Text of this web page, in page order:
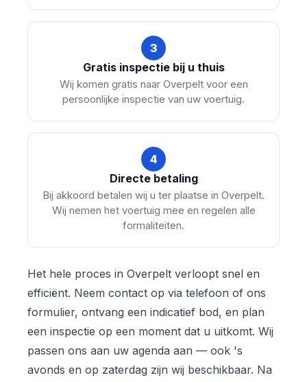
3
Gratis inspectie bij u thuis
Wij komen gratis naar Overpelt voor een
persoonlijke inspectie van uw voertuig.
4
Directe betaling
Bij akkoord betalen wij u ter plaatse in Overpelt.
Wij nemen het voertuig mee en regelen alle
formaliteiten.
Het hele proces in Overpelt verloopt snel en
efficiënt. Neem contact op via telefoon of ons
formulier, ontvang een indicatief bod, en plan
een inspectie op een moment dat u uitkomt. Wij
passen ons aan uw agenda aan — ook 's
avonds en op zaterdag zijn wij beschikbaar. Na